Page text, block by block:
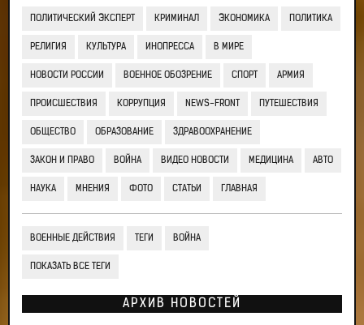
ПОЛИТИЧЕСКИЙ ЭКСПЕРТ КРИМИНАЛ ЭКОНОМИКА ПОЛИТИКА
РЕЛИГИЯ КУЛЬТУРА ИНОПРЕССА В МИРЕ
НОВОСТИ РОССИИ ВОЕННОЕ ОБОЗРЕНИЕ СПОРТ АРМИЯ
ПРОИСШЕСТВИЯ КОРРУПЦИЯ NEWS-FRONT ПУТЕШЕСТВИЯ
ОБЩЕСТВО ОБРАЗОВАНИЕ ЗДРАВООХРАНЕНИЕ
ЗАКОН И ПРАВО ВОЙНА ВИДЕО НОВОСТИ МЕДИЦИНА АВТО
НАУКА МНЕНИЯ ФОТО СТАТЬИ ГЛАВНАЯ
ВОЕННЫЕ ДЕЙСТВИЯ ТЕГИ ВОЙНА
ПОКАЗАТЬ ВСЕ ТЕГИ
АРХИВ НОВОСТЕЙ